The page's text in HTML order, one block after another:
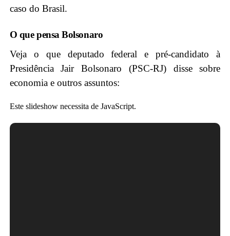
caso do Brasil.
O que pensa Bolsonaro
Veja o que deputado federal e pré-candidato à
Presidência Jair Bolsonaro (PSC-RJ) disse sobre
economia e outros assuntos:
Este slideshow necessita de JavaScript.